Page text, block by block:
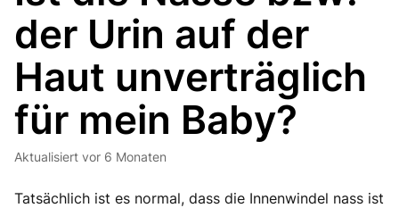
der Urin auf der
Haut unverträglich
für mein Baby?
Aktualisiert vor 6 Monaten
Tatsächlich ist es normal, dass die Innenwindel nass ist